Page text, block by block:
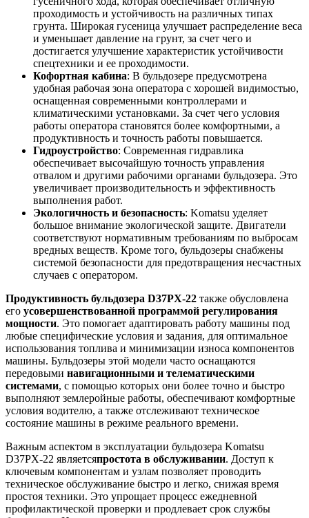
проходимость и устойчивость на различных типах
грунта. Широкая гусеница улучшает распределение веса
и уменьшает давление на грунт, за счет чего и
достигается улучшение характеристик устойчивости
спецтехники и ее проходимости.
Кофортная кабина: В бульдозере предусмотрена
удобная рабочая зона оператора с хорошей видимостью,
оснащенная современными контроллерами и
климатическими установками. За счет чего условия
работы оператора становятся более комфортными, а
продуктивность и точность работы повышается.
Гидроустройство: Современная гидравлика
обеспечивает высочайшую точность управления
отвалом и другими рабочими органами бульдозера. Это
увеличивает производительность и эффективность
выполнения работ.
Экологичность и безопасность: Komatsu уделяет
большое внимание экологической защите. Двигатели
соответствуют нормативным требованиям по выбросам
вредных веществ. Кроме того, бульдозеры снабжены
системой безопасности для предотвращения несчастных
случаев с оператором.
Продуктивность бульдозера D37PX-22 также обусловлена
его усовершенствованной программой регулирования
мощности. Это помогает адаптировать работу машины под
любые специфические условия и задания, для оптимальное
использования топлива и минимизации износа компонентов
машины. Бульдозеры этой модели часто оснащаются
передовыми навигационными и телематическими
системами, с помощью которых они более точно и быстро
выполняют землеройные работы, обеспечивают комфортные
условия водителю, а также отслеживают техническое
состояние машины в режиме реального времени.
Важным аспектом в эксплуатации бульдозера Komatsu
D37PX-22 являетсяпростота в обслуживании. Доступ к
ключевым компонентам и узлам позволяет проводить
техническое обслуживание быстро и легко, снижая время
простоя техники. Это упрощает процесс ежедневной
профилактической проверки и продлевает срок службы